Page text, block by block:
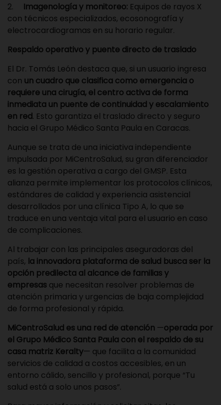
2. Imagenología y monitoreo: Equipos de rayos X
con técnicos especializados, ecosonografía y
electrocardiogramas en su horario regular.
Respaldo operativo y puente directo de traslado
El Dr. Tomás León destaca que, si un usuario ingresa
con un cuadro que clasifica como emergencia o
requiere una cirugía, el centro activa de forma
inmediata un puente de continuidad y escalamiento
en red. Esto garantiza el traslado directo y seguro
hacia el Grupo Médico Santa Paula en Caracas.
Aunque se trata de una iniciativa independiente
impulsada por MiCentroSalud, su gran diferenciador
es la gestión operativa a cargo del GMSP. Esta
alianza permite implementar los protocolos clínicos,
estándares de calidad y experiencia asistencial
desarrollados por una clínica Tipo A, lo que se
traduce en una ventaja vital para el usuario en caso
de complicaciones.
Al trabajar con las principales aseguradoras del
país, la innovadora plataforma de salud busca ser la
opción predilecta al alcance de familias y
empresas que necesitan resolver problemas de
atención primaria y urgencias de baja complejidad
de forma profesional y rápida.
MiCentroSalud es una red de atención —operada por
el Grupo Médico Santa Paula con el respaldo de su
casa matriz Keralty— que facilita a la comunidad
servicios de calidad a costos accesibles, en un
entorno cálido, sencillo y profesional, porque “Tu
salud está a solo unos pasos”.